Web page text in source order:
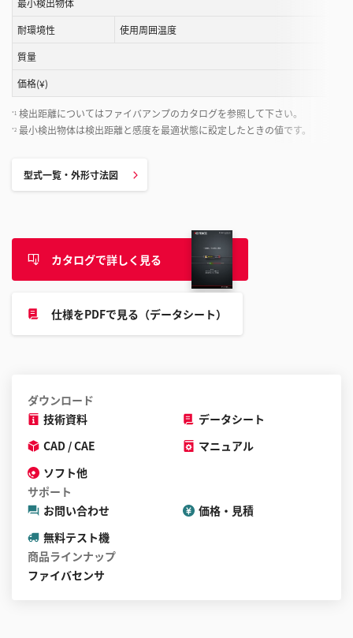
最小検出物体
耐環境性
使用周囲温度
質量
価格(¥)
*1 検出距離についてはファイバアンプのカタログを参照して下さい。
*2 最小検出物体は検出距離と感度を最適状態に設定したときの値です。
型式一覧・外形寸法図
カタログで詳しく見る
仕様をPDFで見る（データシート）
ダウンロード
技術資料
データシート
CAD / CAE
マニュアル
ソフト他
サポート
お問い合わせ
価格・見積
無料テスト機
商品ラインナップ
ファイバセンサ